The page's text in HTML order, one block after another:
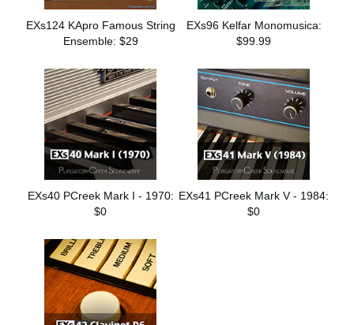
EXs124 KApro Famous String
Ensemble: $29
EXs96 Kelfar Monomusica:
$99.99
EXs40 PCreek Mark I - 1970:
$0
EXs41 PCreek Mark V - 1984:
$0